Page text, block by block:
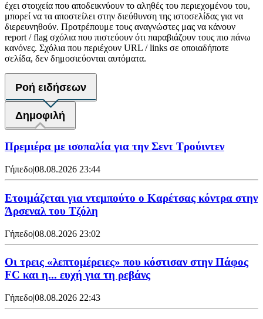
έχει στοιχεία που αποδεικνύουν το αληθές του περιεχομένου του,
μπορεί να τα αποστείλει στην διεύθυνση της ιστοσελίδας για να
διερευνηθούν. Προτρέπουμε τους αναγνώστες μας να κάνουν
report / flag σχόλια που πιστεύουν ότι παραβιάζουν τους πιο πάνω
κανόνες. Σχόλια που περιέχουν URL / links σε οποιαδήποτε
σελίδα, δεν δημοσιεύονται αυτόματα.
Ροή ειδήσεων
Δημοφιλή
Πρεμιέρα με ισοπαλία για την Σεντ Τρούιντεν
Γήπεδο|08.08.2026 23:44
Ετοιμάζεται για ντεμπούτο ο Καρέτσας κόντρα στην
Άρσεναλ του Τζόλη
Γήπεδο|08.08.2026 23:02
Οι τρεις «λεπτομέρειες» που κόστισαν στην Πάφος
FC και η... ευχή για τη ρεβάνς
Γήπεδο|08.08.2026 22:43